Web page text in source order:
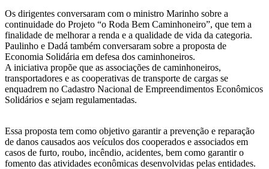
Os dirigentes conversaram com o ministro Marinho sobre a
continuidade do Projeto “o Roda Bem Caminhoneiro”, que tem a
finalidade de melhorar a renda e a qualidade de vida da categoria.
Paulinho e Dadá também conversaram sobre a proposta de
Economia Solidária em defesa dos caminhoneiros.
A iniciativa propõe que as associações de caminhoneiros,
transportadores e as cooperativas de transporte de cargas se
enquadrem no Cadastro Nacional de Empreendimentos Econômicos
Solidários e sejam regulamentadas.
Essa proposta tem como objetivo garantir a prevenção e reparação
de danos causados aos veículos dos cooperados e associados em
casos de furto, roubo, incêndio, acidentes, bem como garantir o
fomento das atividades econômicas desenvolvidas pelas entidades.